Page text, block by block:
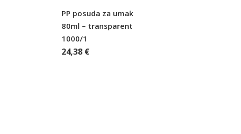
PP posuda za umak
80ml – transparent
1000/1
24,38 €